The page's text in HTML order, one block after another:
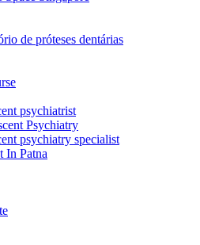
de próteses dentárias
psychiatrist
Psychiatry
psychiatry specialist
In Patna